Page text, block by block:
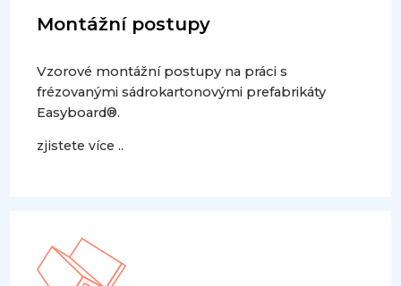
Montážní postupy
Vzorové montážní postupy na práci s
frézovanými sádrokartonovými prefabrikáty
Easyboard®.
zjistete více ..